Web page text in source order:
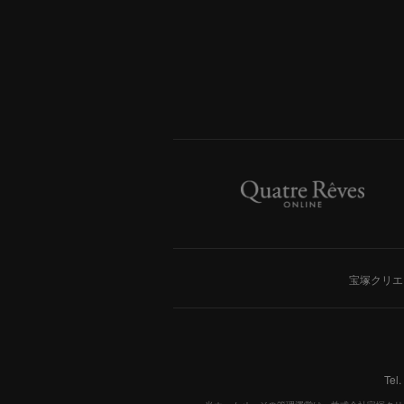
宝塚クリ